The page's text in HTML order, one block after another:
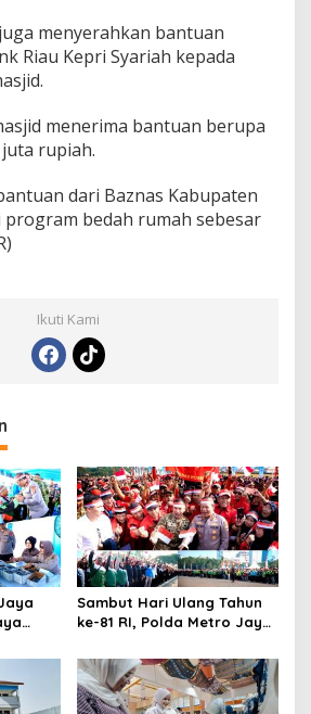
menyerahkan bantuan
Riau Kepri Syariah kepada
menerima bantuan berupa
rupiah.
dari Baznas Kabupaten
program bedah rumah sebesar
Ikuti Kami
Sambut Hari Ulang Tahun
ke-81 RI, Polda Metro Jaya